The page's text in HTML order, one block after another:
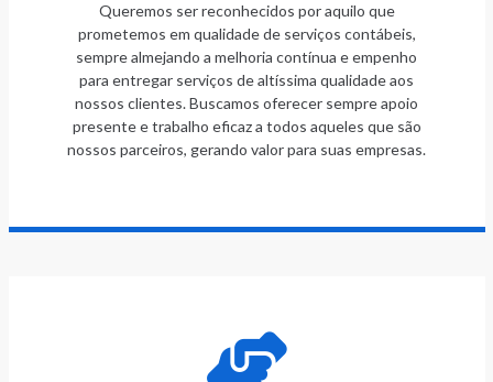
Queremos ser reconhecidos por aquilo que
prometemos em qualidade de serviços contábeis,
sempre almejando a melhoria contínua e empenho
para entregar serviços de altíssima qualidade aos
nossos clientes. Buscamos oferecer sempre apoio
presente e trabalho eficaz a todos aqueles que são
nossos parceiros, gerando valor para suas empresas.